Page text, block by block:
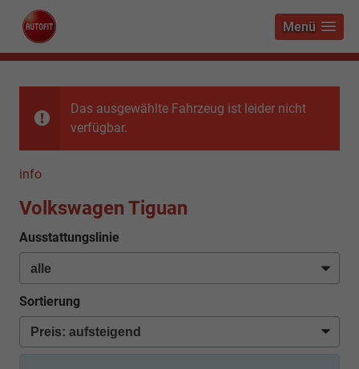
Menü
Das ausgewählte Fahrzeug ist leider nicht
verfügbar.
info
Volkswagen Tiguan
Ausstattungslinie
Sortierung